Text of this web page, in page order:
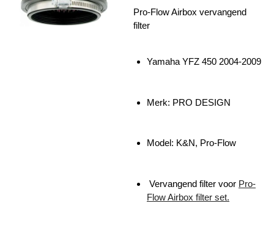
Pro-Flow Airbox vervangend
filter
Yamaha YFZ 450 2004-2009
Merk: PRO DESIGN
Model: K&N, Pro-Flow
Vervangend filter voor Pro-
Flow Airbox filter set.